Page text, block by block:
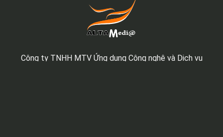
Công ty TNHH MTV Ứng dụng Công nghệ và Dịch vụ